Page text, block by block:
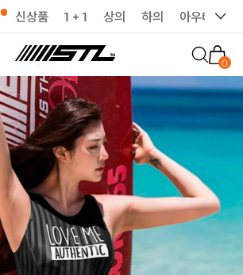
신상품 1 + 1 상의 하의 아우터
0